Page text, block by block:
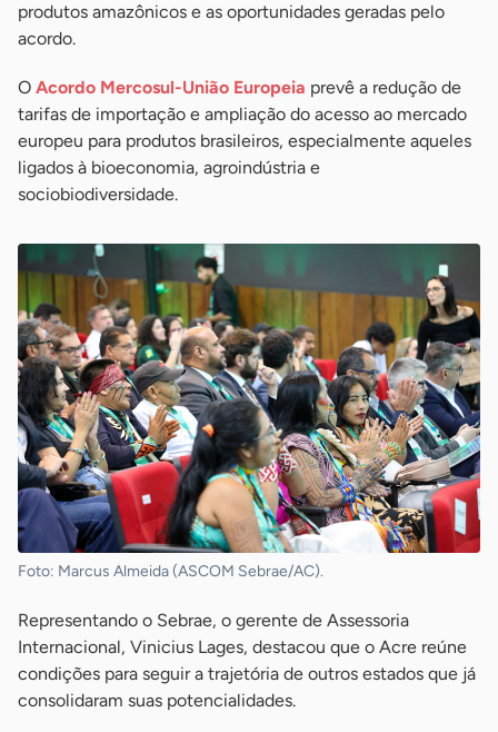
produtos amazônicos e as oportunidades geradas pelo
acordo.
O Acordo Mercosul-União Europeia prevê a redução de
tarifas de importação e ampliação do acesso ao mercado
europeu para produtos brasileiros, especialmente aqueles
ligados à bioeconomia, agroindústria e
sociobiodiversidade.
Foto: Marcus Almeida (ASCOM Sebrae/AC).
Representando o Sebrae, o gerente de Assessoria
Internacional, Vinicius Lages, destacou que o Acre reúne
condições para seguir a trajetória de outros estados que já
consolidaram suas potencialidades.